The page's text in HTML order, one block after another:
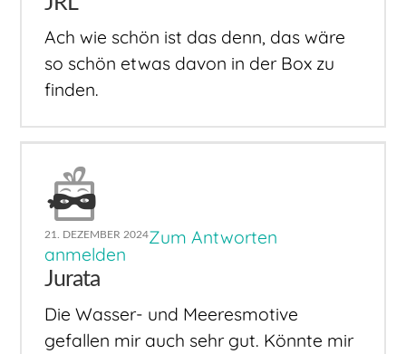
Ach wie schön ist das denn, das wäre
so schön etwas davon in der Box zu
finden.
21. DEZEMBER 2024Zum Antworten
anmelden
Jurata
Die Wasser- und Meeresmotive
gefallen mir auch sehr gut. Könnte mir